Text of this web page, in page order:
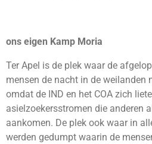
ons eigen Kamp Moria
Ter Apel is de plek waar de
mensen de nacht in de weilanden
omdat de IND en het COA zich
asielzoekersstromen die anderen
aankomen. De plek ook waar in
werden gedumpt waarin de